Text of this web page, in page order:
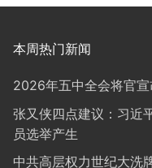
本周热门新闻
2026年五中全会将官
张又侠四点建议：习近
员选举产生
中共高层权力世纪大洗